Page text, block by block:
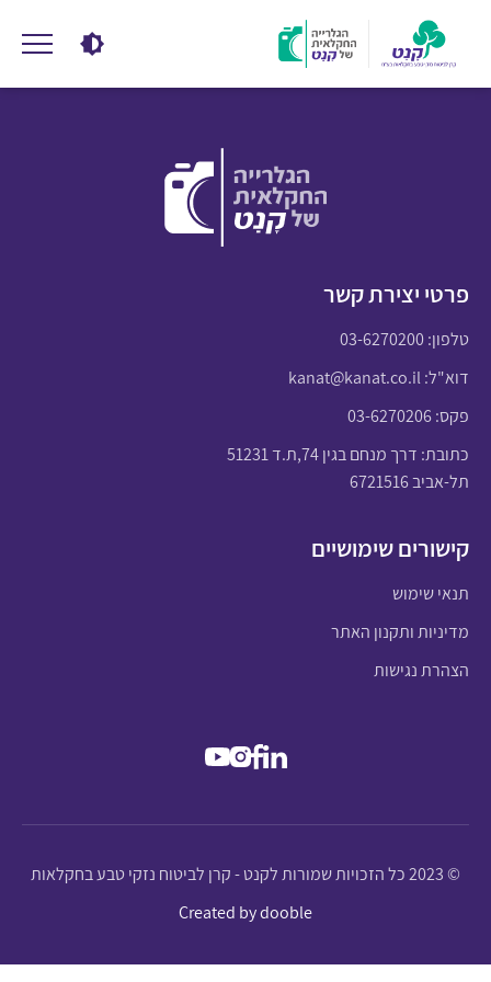
פרטי יצירת קשר
טלפון:03-6270200
דוא"ל:kanat@kanat.co.il
פקס: 03-6270206
כתובת: דרך מנחם בגין 74,ת.ד 51231
תל-אביב 6721516
קישורים שימושיים
תנאי שימוש
מדיניות ותקנון האתר
הצהרת נגישות
© 2023 כל הזכויות שמורות לקנט - קרן לביטוח נזקי טבע בחקלאות
Created by dooble